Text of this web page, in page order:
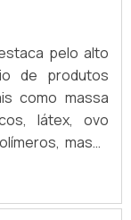
pelo alto
de produtos
como massa
látex, ovo
massa
de animal,
em geral,
do